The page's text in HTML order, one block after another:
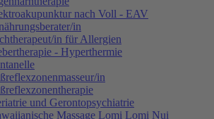
nach Voll - EAV
in
in für Allergien
- Hyperthermie
in
und Gerontopsychiatrie
Massage Lomi Lomi Nui